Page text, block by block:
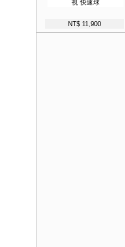
視 快速球
NT$ 11,900